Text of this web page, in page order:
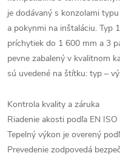
je dodávaný s konzolami
a pokynmi na inštaláciu. Typ
príchytiek do 1 600 mm a 3
pevne zabalený v kvalitnom
sú uvedené na štítku: typ –
Kontrola kvality a záruka
Riadenie akosti podľa EN
Tepelný výkon je overený
Prevedenie zodpovedá